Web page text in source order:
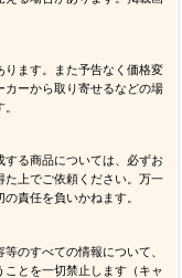
ります。また予告なく価格変
カーから取り寄せるなどの場
する商品については、必ずお
た上でご依頼ください。万一
責任を負いかねます。
のすべての情報について、
とを一切禁止します（キャ